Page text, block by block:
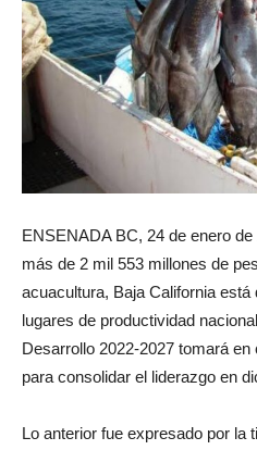
ENSENADA BC, 24 de enero
más de 2 mil 553 millones de
acuacultura, Baja California
lugares de productividad
Desarrollo 2022-2027 tomará
para consolidar el liderazgo en
Lo anterior fue expresado por la